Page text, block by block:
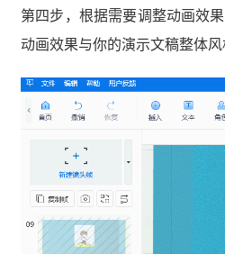
第四步，根据需要调整动画效
动画效果与你的演示文稿整体风